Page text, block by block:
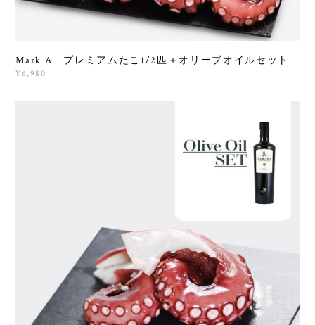
Mark A プレミアムたこ1/2匹＋オリーブオイルセット
¥6,980